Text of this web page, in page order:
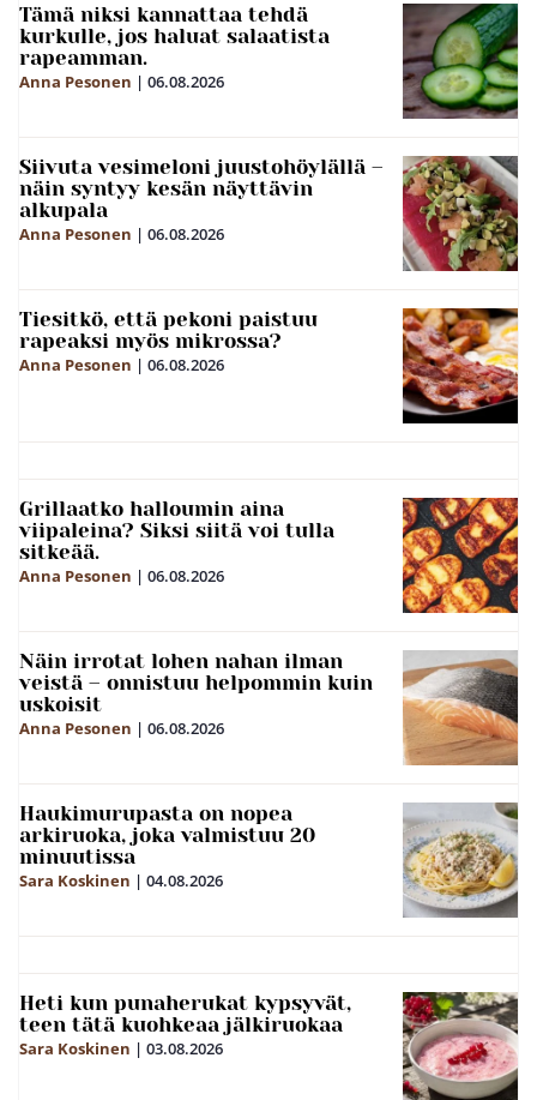
Tämä niksi kannattaa tehdä
kurkulle, jos haluat salaatista
rapeamman.
Anna Pesonen | 06.08.2026
Siivuta vesimeloni juustohöylällä –
näin syntyy kesän näyttävin
alkupala
Anna Pesonen | 06.08.2026
Tiesitkö, että pekoni paistuu
rapeaksi myös mikrossa?
Anna Pesonen | 06.08.2026
Grillaatko halloumin aina
viipaleina? Siksi siitä voi tulla
sitkeää.
Anna Pesonen | 06.08.2026
Näin irrotat lohen nahan ilman
veistä – onnistuu helpommin kuin
uskoisit
Anna Pesonen | 06.08.2026
Haukimurupasta on nopea
arkiruoka, joka valmistuu 20
minuutissa
Sara Koskinen | 04.08.2026
Heti kun punaherukat kypsyvät,
teen tätä kuohkeaa jälkiruokaa
Sara Koskinen | 03.08.2026